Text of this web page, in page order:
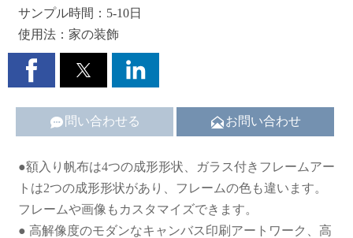
サンプル時間：5-10日
使用法：家の装飾
 問い合わせる お問い合わせ
●額入り帆布は4つの成形形状、ガラス付きフレームアー
トは2つの成形形状があり、フレームの色も違います。
フレームや画像もカスタマイズできます。
● 高解像度のモダンなキャンバス印刷アートワーク、高